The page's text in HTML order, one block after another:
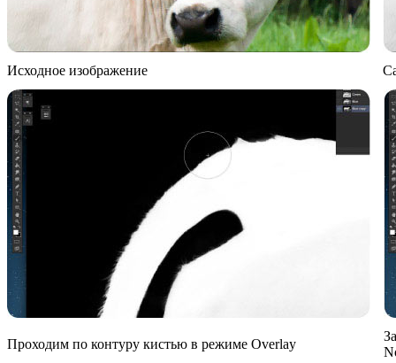
Исходное изображение
Проходим по контуру кистью в режиме Overlay